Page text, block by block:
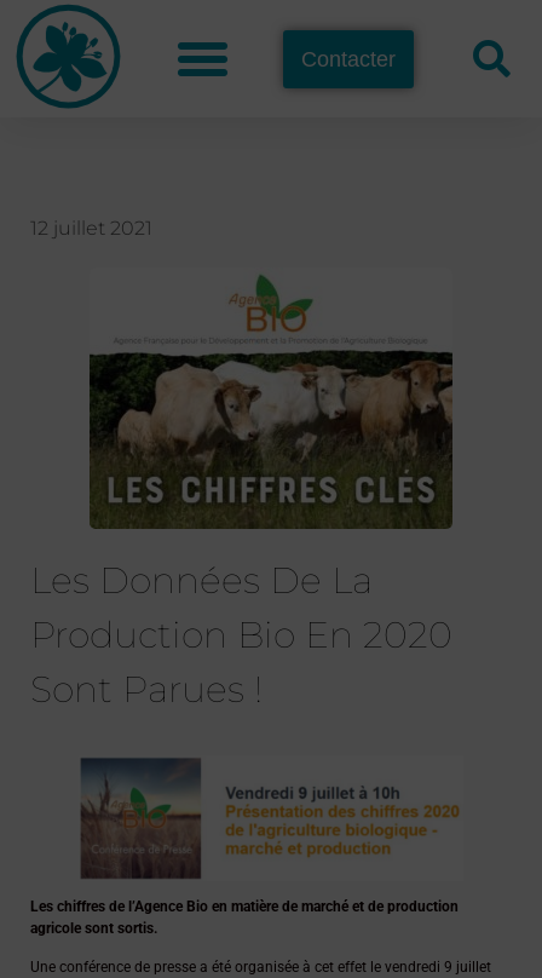
Contacter
12 juillet 2021
Les Données De La
Production Bio En 2020
Sont Parues !
Les chiffres de l’Agence Bio en matière de marché et de production
agricole sont sortis.
Une conférence de presse a été organisée à cet effet le vendredi 9 juillet